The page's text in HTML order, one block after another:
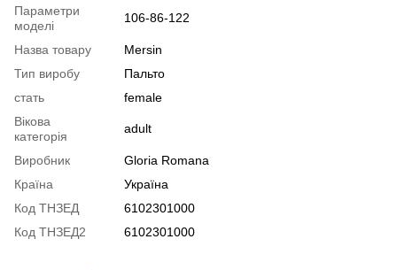
Параметри
моделі
106-86-122
Назва товару
Mersin
Тип виробу
Пальто
стать
female
Вікова
категорія
adult
Виробник
Gloria Romana
Країна
Україна
Код ТНЗЕД
6102301000
Код ТНЗЕД2
6102301000